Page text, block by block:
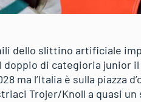
dello slittino artificiale
di categioria junior
ma l’Italia è sulla piazza
Trojer/Knoll a quasi un